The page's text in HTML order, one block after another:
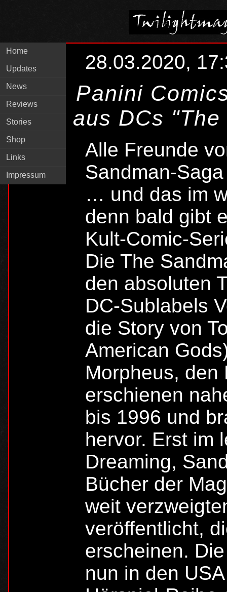
Home
Updates
News
Reviews
Stories
Shop
Links
Impressum
28.03.2020,
Panini
aus DCs
Alle Freunde
Sandman-
… und das im
denn bald gibt
Kult-Comic-
Die The
den absoluten
DC-Sublabels
die Story von
American
Morpheus, den
erschienen
bis 1996 und
hervor. Erst im
Dreaming,
Bücher der
weit
veröffentlicht,
erscheinen.
nun in den